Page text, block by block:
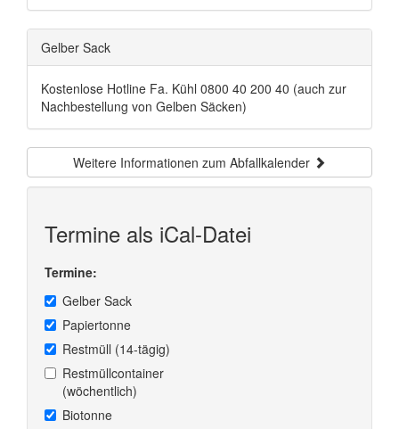
Gelber Sack
Kostenlose Hotline Fa. Kühl 0800 40 200 40 (auch zur
Nachbestellung von Gelben Säcken)
Weitere Informationen zum Abfallkalender
Termine als iCal-Datei
Termine:
Gelber Sack
Papiertonne
Restmüll (14-tägig)
Restmüllcontainer
(wöchentlich)
Biotonne